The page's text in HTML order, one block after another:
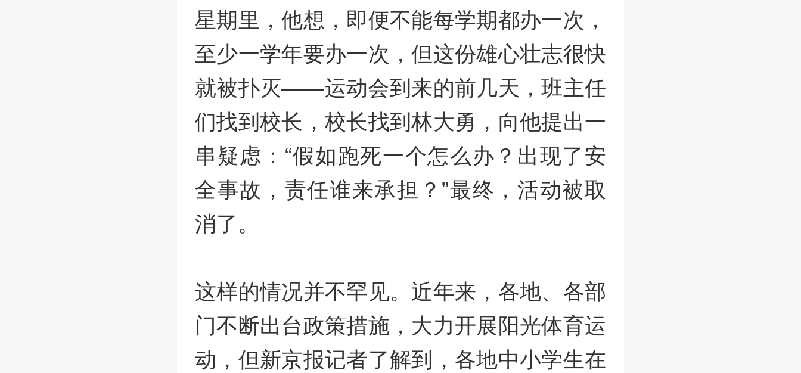
星期里，他想，即便不能每学期都办一次，
至少一学年要办一次，但这份雄心壮志很快
就被扑灭——运动会到来的前几天，班主任
们找到校长，校长找到林大勇，向他提出一
串疑虑：“假如跑死一个怎么办？出现了安
全事故，责任谁来承担？”最终，活动被取
消了。
这样的情况并不罕见。近年来，各地、各部
门不断出台政策措施，大力开展阳光体育运
动，但新京报记者了解到，各地中小学生在